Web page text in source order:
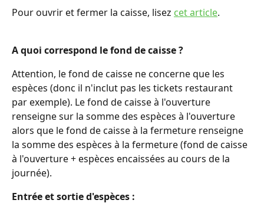
Pour ouvrir et fermer la caisse, lisez cet article.
A quoi correspond le fond de caisse ?
Attention, le fond de caisse ne concerne que les
espèces (donc il n'inclut pas les tickets restaurant
par exemple). Le fond de caisse à l'ouverture
renseigne sur la somme des espèces à l'ouverture
alors que le fond de caisse à la fermeture renseigne
la somme des espèces à la fermeture (fond de caisse
à l'ouverture + espèces encaissées au cours de la
journée).
Entrée et sortie d'espèces :